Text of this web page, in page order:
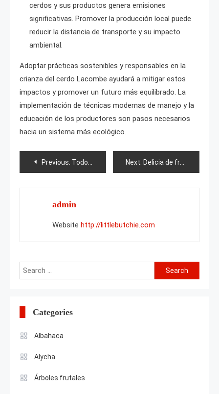
cerdos y sus productos genera emisiones
significativas. Promover la producción local puede
reducir la distancia de transporte y su impacto
ambiental.
Adoptar prácticas sostenibles y responsables en la
crianza del cerdo Lacombe ayudará a mitigar estos
impactos y promover un futuro más equilibrado. La
implementación de técnicas modernas de manejo y la
educación de los productores son pasos necesarios
hacia un sistema más ecológico.
Post
navigation
Previous: Todo sobre los geranios de los prados Next: Delicia de fresa gigante
admin
Website http://littlebutchie.com
Search
for:
Categories
Albahaca
Alycha
Árboles frutales